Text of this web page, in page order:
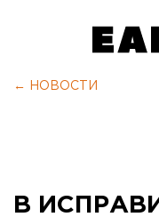
← НОВОСТИ
В